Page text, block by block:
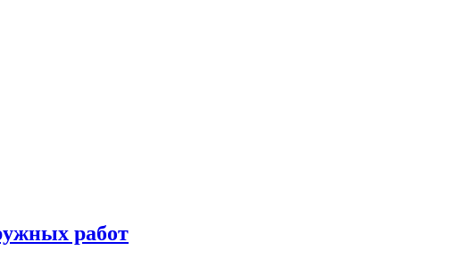
работ